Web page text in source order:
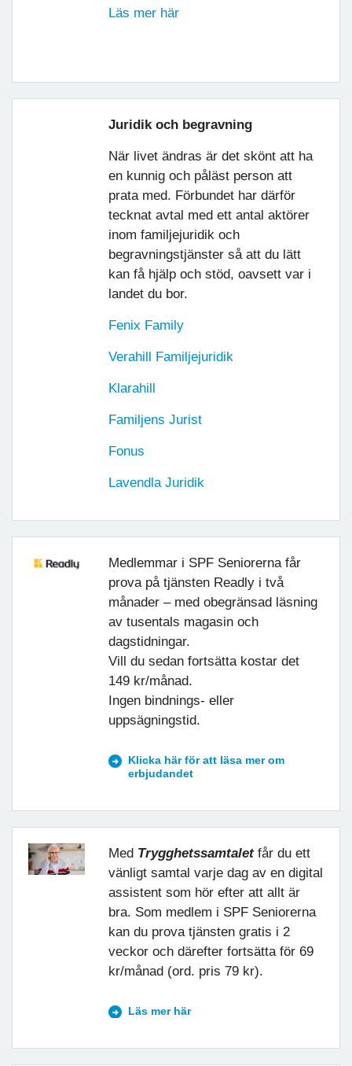
Läs mer här
Juridik och begravning
När livet ändras är det skönt att ha
en kunnig och påläst person att
prata med. Förbundet har därför
tecknat avtal med ett antal aktörer
inom familjejuridik och
begravningstjänster så att du lätt
kan få hjälp och stöd, oavsett var i
landet du bor.
Fenix Family
Verahill Familjejuridik
Klarahill
Familjens Jurist
Fonus
Lavendla Juridik
Medlemmar i SPF Seniorerna får
prova på tjänsten Readly i två
månader – med obegränsad läsning
av tusentals magasin och
dagstidningar.
Vill du sedan fortsätta kostar det
149 kr/månad.
Ingen bindnings- eller
uppsägningstid.
Klicka här för att läsa mer om
erbjudandet
Med Trygghetssamtalet får du ett
vänligt samtal varje dag av en digital
assistent som hör efter att allt är
bra. Som medlem i SPF Seniorerna
kan du prova tjänsten gratis i 2
veckor och därefter fortsätta för 69
kr/månad (ord. pris 79 kr).
Läs mer här